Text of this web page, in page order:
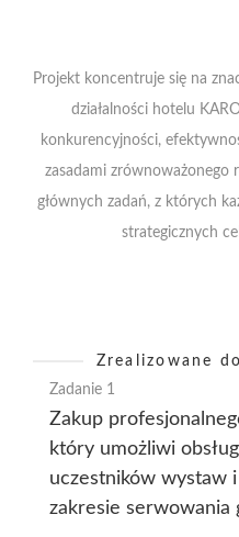
Projekt koncentruje się na
działalności hotelu
konkurencyjności,
zasadami zrównoważonego
głównych zadań, z których
strategicznych
Zrealizowane
Zadanie 1
Zakup
który umożliwi
uczestników wystaw
zakresie serwowania